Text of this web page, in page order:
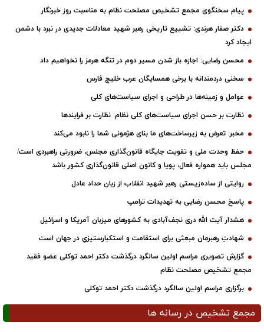
پیام سخنگوی مجمع تشخیص مصلحت نظام به مناسبت روز خبرنگار
دکتر صفار هرندی: تشییع تاریخی رهبر شهید معادلات جدیدی در نبرد با دشمن
ایجاد کرد
محسن رضایی: اجازه باز شدن مسیر دوم در تنگه هرمز را نخواهیم داد
سخنی دردمندانه با برخی همسایگان عرب خلیج فارس
عوامل و زمینه‌ها در طراحی و اجرای سیاست‌های کلی
نظارت بر حسن اجرای سیاست‌های کلی نظام: نظارت بر فرایندها
مخبر: تعرض به زیرساخت‌های ما بنای هژمونی شما را نابود می‌کند
حفظ وحدت ملی و تقویت جایگاه قانون‌گذاری مجلس، ضرورتی راهبردی است/
مجلس باید همواره فعال، پویا و کانون اصلی قانون‌گذاری کشور باشد
روایتی از ساده‌زیستی رهبر شهید انقلاب از زبان حداد عادل
پاسخ محسن رضایی به تهدیدات ترامپ
هشدار آیت الله دری نجف‌آبادی به کشورهای میزبان آمریکا و اسرائیل
شهادتِ رهبرمان مبعثی برای استقامت و استکبارستیزیِ در جهان است
گزارش تصویری مراسم اولین سالگرد درگذشت دکتر احمد توکلی عضو فقید
مجمع تشخیص مصلحت نظام
برگزاری مراسم اولین سالگرد درگذشت دکتر احمد توکلی
مجمع تشخیص در رسانه ها